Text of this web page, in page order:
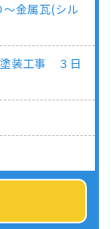
金属瓦(シル
装工事 ３日